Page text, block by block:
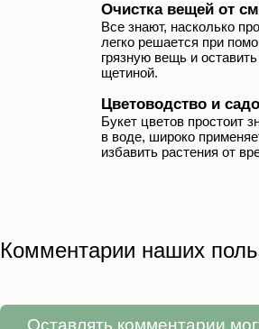
Очистка вещей от
Все знают, насколько
легко решается при
грязную вещь и
щетиной.
Цветоводство и
Букет цветов простоит
в воде, широко
избавить растения от
Комментарии наших
Оставлять комментарии